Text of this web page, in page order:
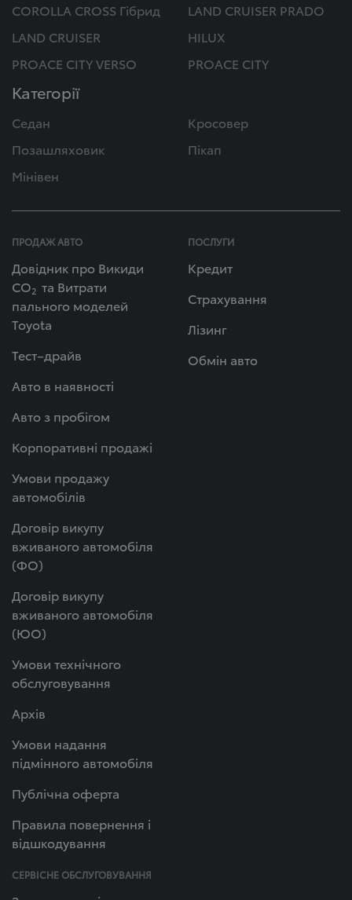
COROLLA CROSS Гібрид
LAND CRUISER PRADO
LAND CRUISER
HILUX
PROACE CITY VERSO
PROACE CITY
Категорії
Седан
Кросовер
Позашляховик
Пікап
Мінівен
ПРОДАЖ АВТО
Довідник про Викиди
СО2 та Витрати
пального моделей
Toyota
Тест–драйв
Авто в наявності
Авто з пробігом
Корпоративні продажі
Умови продажу
автомобілів
Договір викупу
вживаного автомобіля
(ФО)
Договір викупу
вживаного автомобіля
(ЮО)
Умови технічного
обслуговування
Архів
Умови надання
підмінного автомобіля
Публічна оферта
Правила повернення і
відшкодування
ПОСЛУГИ
Кредит
Страхування
Лізинг
Обмін авто
СЕРВІСНЕ ОБСЛУГОВУВАННЯ